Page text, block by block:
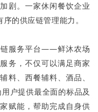
剧。一家休闲餐饮企业
的供应链管理能力。
链服务平台——鲜沐农场
务，不仅可以满足商家
料、西餐辅料、酒品、
户提供最全面的标品及
赋能，帮助完成自身供